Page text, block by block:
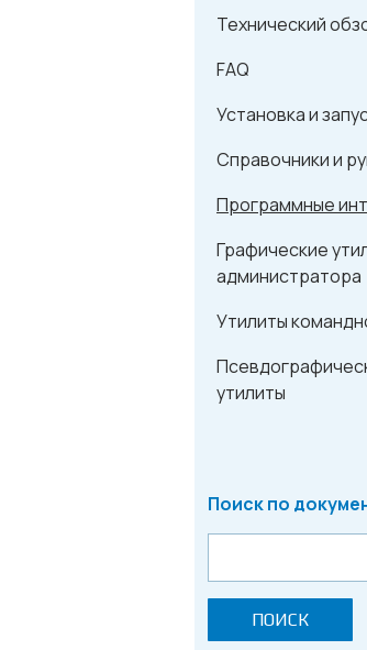
Технический
FAQ
Установка и
Справочники и
Программные
Графические
администратора
Утилиты
утилиты
Поиск по
ПОИСК